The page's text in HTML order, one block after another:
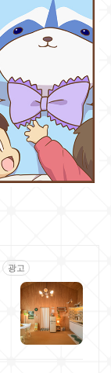
광고